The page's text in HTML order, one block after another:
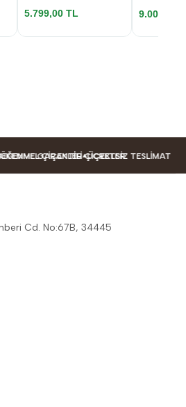
5.799,00 TL 9.000,00
ÇIÇEKLER ÜCRETSIZ TESLIMAT
GARANTILI ÇIÇEKLER
Cd. No:67B, 34445